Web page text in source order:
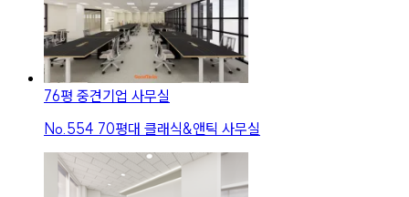
76평 중견기업 사무실
No. 554 70평대 클래식&앤틱 사무실